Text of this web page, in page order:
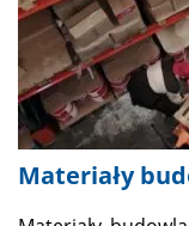
Materiały